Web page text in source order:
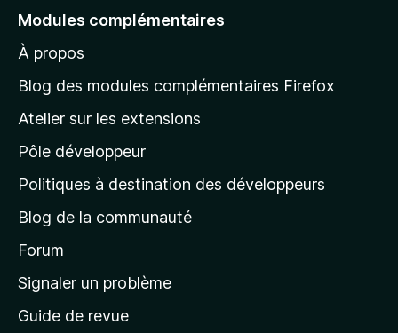
e
L
a
z
y
p
r
e
à
l
p
a
g
d
a
c
Modules complémentaires
À propos
Blog des modules complémentaires Firefox
Atelier sur les extensions
Pôle développeur
Politiques à destination des développeurs
Blog de la communauté
Forum
Signaler un problème
Guide de revue